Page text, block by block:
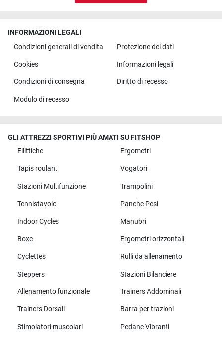
INFORMAZIONI LEGALI
Condizioni generali di vendita
Protezione dei dati
Cookies Informazioni legali
Condizioni di consegna Diritto di recesso
Modulo di recesso
GLI ATTREZZI SPORTIVI PIÙ AMATI SU FITSHOP
Ellittiche
Ergometri
Tapis roulant Vogatori
Stazioni Multifunzione Trampolini
Tennistavolo Panche Pesi
Indoor Cycles Manubri
Boxe Ergometri orizzontali
Cyclettes Rulli da allenamento
Steppers Stazioni Bilanciere
Allenamento funzionale Trainers Addominali
Trainers Dorsali Barra per trazioni
Stimolatori muscolari Pedane Vibranti